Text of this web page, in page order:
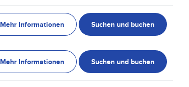
Mehr Informationen Suchen und buchen
Mehr Informationen Suchen und buchen